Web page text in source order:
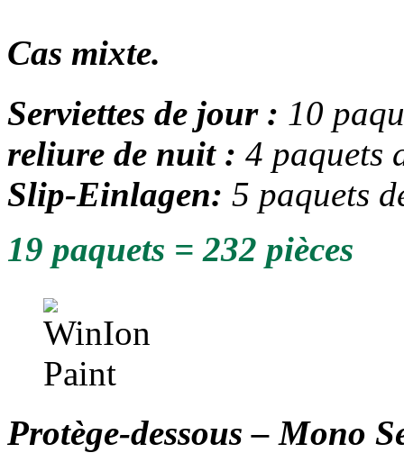
Cas mixte.
Serviettes de jour : 10
reliure de nuit : 4 paquets
Slip-Einlagen: 5 paquets
19 paquets = 232 pièces
Protège-dessous – Mono